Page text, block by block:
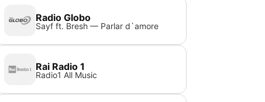
Radio Globo
Sayf ft. Bresh — Parlar d`amore
Rai Radio 1
Radio1 All Music